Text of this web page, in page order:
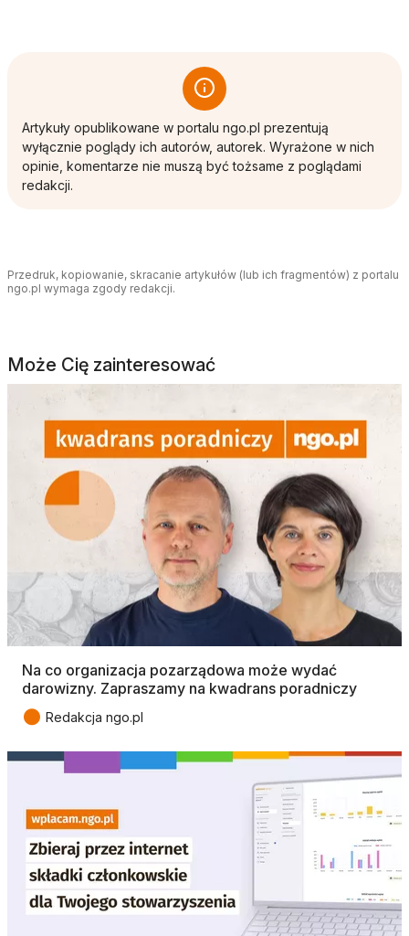
Artykuły opublikowane w portalu ngo.pl prezentują
wyłącznie poglądy ich autorów, autorek. Wyrażone w nich
opinie, komentarze nie muszą być tożsame z poglądami
redakcji.
Przedruk, kopiowanie, skracanie artykułów (lub ich fragmentów) z portalu
ngo.pl wymaga zgody redakcji.
Może Cię zainteresować
Na co organizacja pozarządowa może wydać
darowizny. Zapraszamy na kwadrans poradniczy
● Redakcja ngo.pl